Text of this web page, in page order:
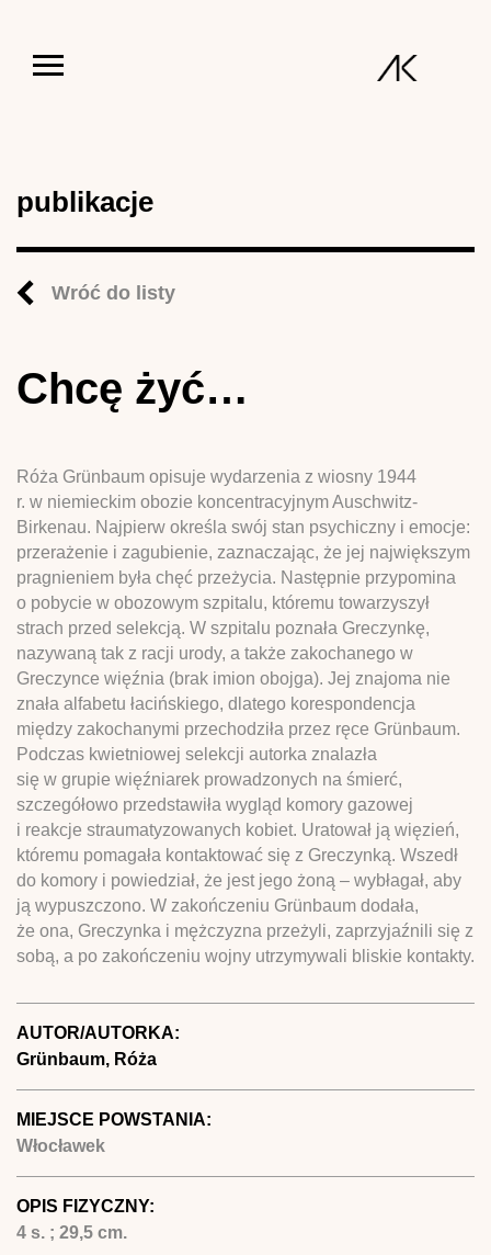
publikacje
Wróć do listy
Chcę żyć…
Róża Grünbaum opisuje wydarzenia z wiosny 1944
r. w niemieckim obozie koncentracyjnym Auschwitz-
Birkenau. Najpierw określa swój stan psychiczny i emocje:
przerażenie i zagubienie, zaznaczając, że jej największym
pragnieniem była chęć przeżycia. Następnie przypomina
o pobycie w obozowym szpitalu, któremu towarzyszył
strach przed selekcją. W szpitalu poznała Greczynkę,
nazywaną tak z racji urody, a także zakochanego w
Greczynce więźnia (brak imion obojga). Jej znajoma nie
znała alfabetu łacińskiego, dlatego korespondencja
między zakochanymi przechodziła przez ręce Grünbaum.
Podczas kwietniowej selekcji autorka znalazła
się w grupie więźniarek prowadzonych na śmierć,
szczegółowo przedstawiła wygląd komory gazowej
i reakcje straumatyzowanych kobiet. Uratował ją więzień,
któremu pomagała kontaktować się z Greczynką. Wszedł
do komory i powiedział, że jest jego żoną – wybłagał, aby
ją wypuszczono. W zakończeniu Grünbaum dodała,
że ona, Greczynka i mężczyzna przeżyli, zaprzyjaźnili się z
sobą, a po zakończeniu wojny utrzymywali bliskie kontakty.
AUTOR/AUTORKA:
Grünbaum, Róża
MIEJSCE POWSTANIA:
Włocławek
OPIS FIZYCZNY:
4 s. ; 29,5 cm.